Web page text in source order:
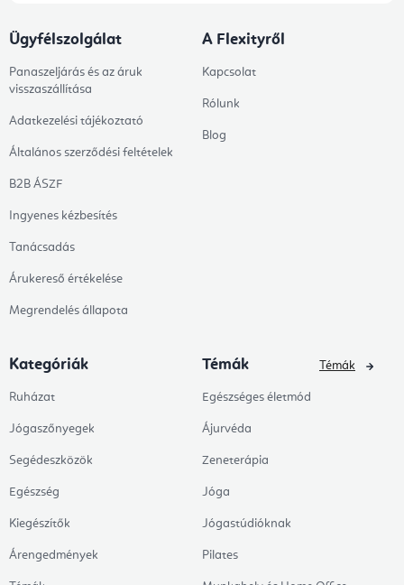
Ügyfélszolgálat
Panaszeljárás és az áruk
visszaszállítása
Adatkezelési tájékoztató
Általános szerződési feltételek
B2B ÁSZF
Ingyenes kézbesítés
Tanácsadás
Árukereső értékelése
Megrendelés állapota
A Flexityről
Kapcsolat
Rólunk
Blog
Kategóriák
Ruházat
Jógaszőnyegek
Segédeszközök
Egészség
Kiegészítők
Árengedmények
Témák
Egészséges életmód
Ájurvéda
Zeneterápia
Jóga
Jógastúdióknak
Pilates
Témák